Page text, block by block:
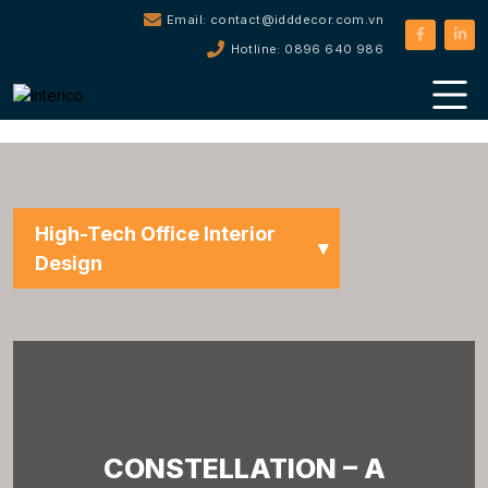
Email: contact@idddecor.com.vn
Hotline: 0896 640 986
High-Tech Office Interior
Design
Tất cả dự án
Educational Office Interior
CONSTELLATION – A